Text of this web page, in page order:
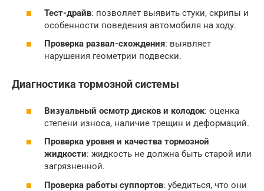
Тест-драйв: позволяет выявить стуки, скрипы и
особенности поведения автомобиля на ходу.
Проверка развал-схождения: выявляет
нарушения геометрии подвески.
Диагностика тормозной системы
Визуальный осмотр дисков и колодок: оценка
степени износа, наличие трещин и деформаций.
Проверка уровня и качества тормозной
жидкости: жидкость не должна быть старой или
загрязненной.
Проверка работы суппортов: убедиться, что они